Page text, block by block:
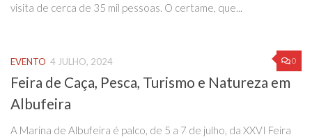
visita de cerca de 35 mil pessoas. O certame, que...
0
EVENTO 4 JULHO, 2024
Feira de Caça, Pesca, Turismo e Natureza em
Albufeira
A Marina de Albufeira é palco, de 5 a 7 de julho, da XXVI Feira